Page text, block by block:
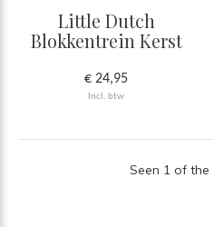
Little Dutch
Blokkentrein Kerst
€ 24,95
Incl. btw
Seen 1 of the